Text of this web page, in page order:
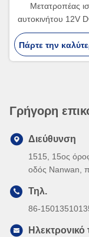
Μετατροπέας
αυτοκινήτου 12V
110V 220V με
τύπου C
Πάρτε την
Γρήγορη
Διεύθυνση
1515, 15ος
οδός Nanwan,
Τηλ.
86-
Ηλεκτρονικό